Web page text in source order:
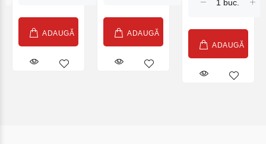
ADAUGĂ
SOIGNON 125
g (27912)
ADAUGĂ
ADAUGĂ